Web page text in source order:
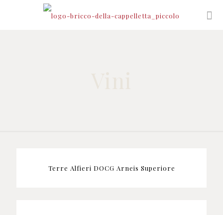
Terre Alfieri DOCG Arneis Superiore